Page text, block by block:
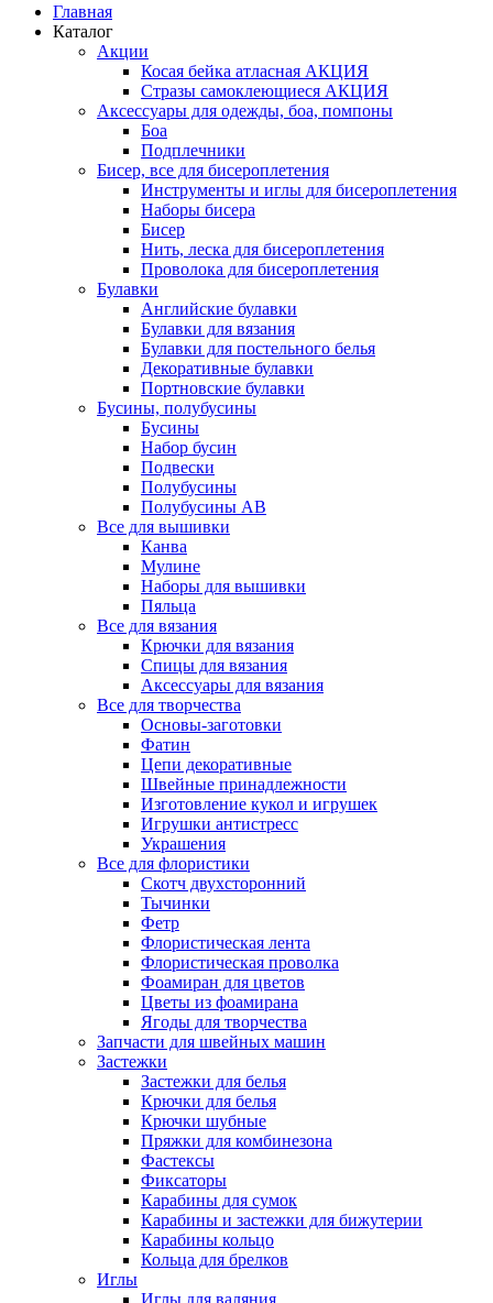
Главная
Каталог
Акции
Косая бейка атласная АКЦИЯ
Стразы самоклеющиеся АКЦИЯ
Аксессуары для одежды, боа, помпоны
Боа
Подплечники
Бисер, все для бисероплетения
Инструменты и иглы для бисероплетения
Наборы бисера
Бисер
Нить, леска для бисероплетения
Проволока для бисероплетения
Булавки
Английские булавки
Булавки для вязания
Булавки для постельного белья
Декоративные булавки
Портновские булавки
Бусины, полубусины
Бусины
Набор бусин
Подвески
Полубусины
Полубусины AB
Все для вышивки
Канва
Мулине
Наборы для вышивки
Пяльца
Все для вязания
Крючки для вязания
Спицы для вязания
Аксессуары для вязания
Все для творчества
Основы-заготовки
Фатин
Цепи декоративные
Швейные принадлежности
Изготовление кукол и игрушек
Игрушки антистресс
Украшения
Все для флористики
Скотч двухсторонний
Тычинки
Фетр
Флористическая лента
Флористическая проволка
Фоамиран для цветов
Цветы из фоамирана
Ягоды для творчества
Запчасти для швейных машин
Застежки
Застежки для белья
Крючки для белья
Крючки шубные
Пряжки для комбинезона
Фастексы
Фиксаторы
Карабины для сумок
Карабины и застежки для бижутерии
Карабины кольцо
Кольца для брелков
Иглы
Иглы для валяния